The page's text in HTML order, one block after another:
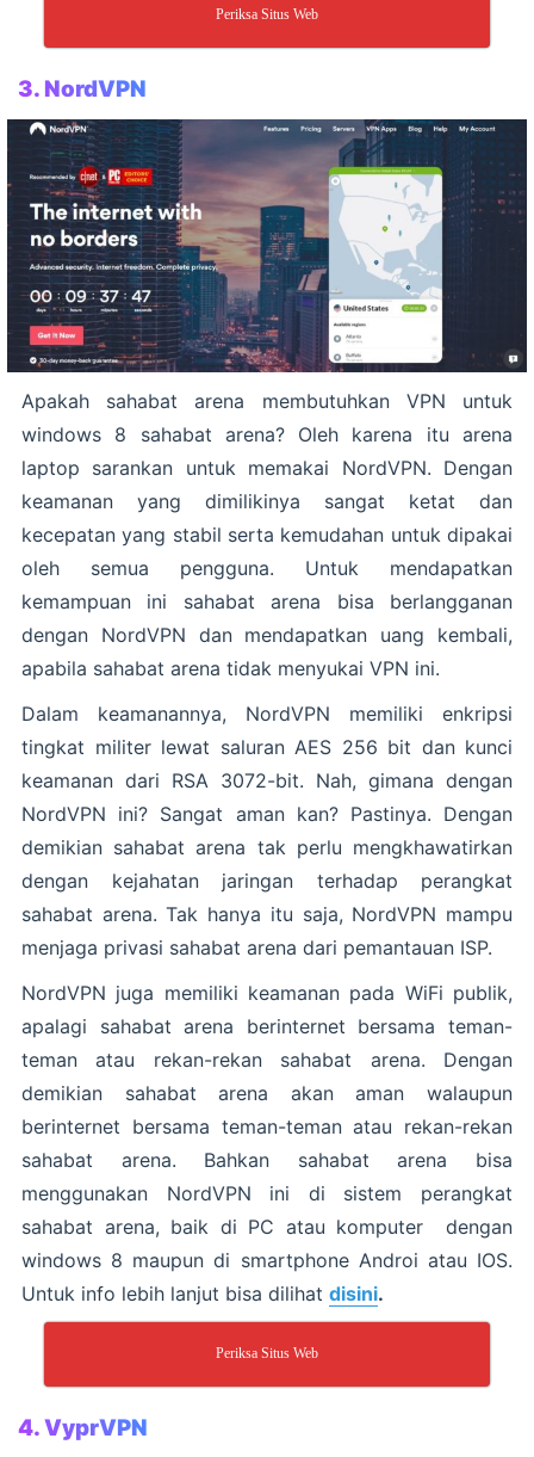
Periksa Situs Web
3. NordVPN
Apakah sahabat arena membutuhkan VPN untuk
windows 8 sahabat arena? Oleh karena itu arena
laptop sarankan untuk memakai NordVPN. Dengan
keamanan yang dimilikinya sangat ketat dan
kecepatan yang stabil serta kemudahan untuk dipakai
oleh semua pengguna. Untuk mendapatkan
kemampuan ini sahabat arena bisa berlangganan
dengan NordVPN dan mendapatkan uang kembali,
apabila sahabat arena tidak menyukai VPN ini.
Dalam keamanannya, NordVPN memiliki enkripsi
tingkat militer lewat saluran AES 256 bit dan kunci
keamanan dari RSA 3072-bit. Nah, gimana dengan
NordVPN ini? Sangat aman kan? Pastinya. Dengan
demikian sahabat arena tak perlu mengkhawatirkan
dengan kejahatan jaringan terhadap perangkat
sahabat arena. Tak hanya itu saja, NordVPN mampu
menjaga privasi sahabat arena dari pemantauan ISP.
NordVPN juga memiliki keamanan pada WiFi publik,
apalagi sahabat arena berinternet bersama teman-
teman atau rekan-rekan sahabat arena. Dengan
demikian sahabat arena akan aman walaupun
berinternet bersama teman-teman atau rekan-rekan
sahabat arena. Bahkan sahabat arena bisa
menggunakan NordVPN ini di sistem perangkat
sahabat arena, baik di PC atau komputer dengan
windows 8 maupun di smartphone Androi atau IOS.
Untuk info lebih lanjut bisa dilihat disini.
Periksa Situs Web
4. VyprVPN